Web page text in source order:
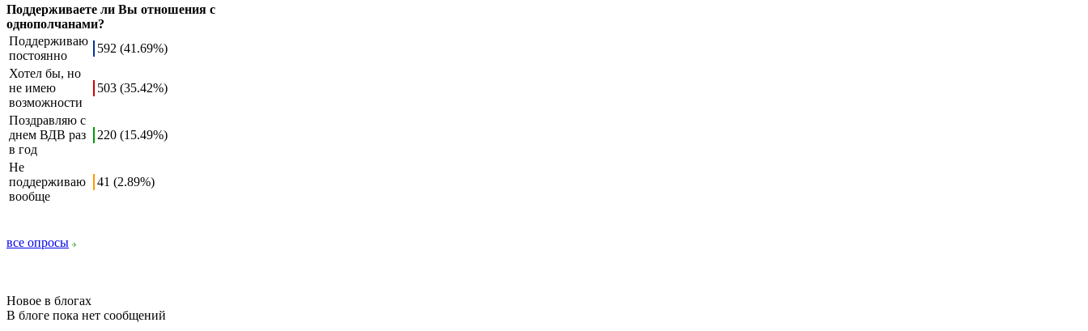
Поддерживаете ли Вы отношения с
однополчанами?
Поддерживаю
постоянно
592 (41.69%)
Хотел бы, но
не имею
возможности
503 (35.42%)
Поздравляю с
днем ВДВ раз
в год
220 (15.49%)
Не
поддерживаю
вообще
41 (2.89%)
все опросы
Новое в блогах
В блоге пока нет сообщений